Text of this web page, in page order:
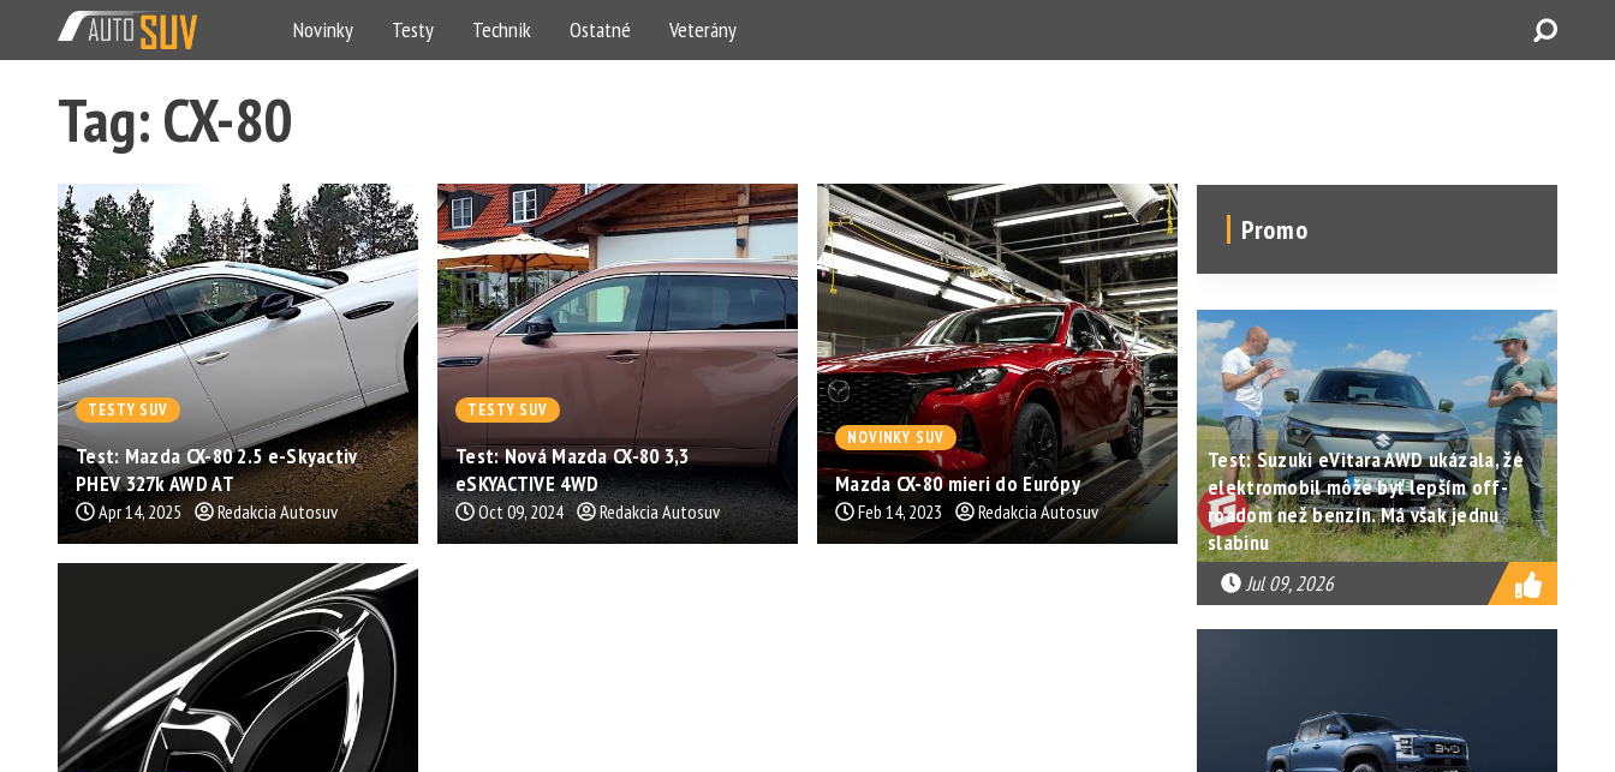
Novinky Testy Technik Ostatné Veterány
Tag: CX-80
TESTY SUV
Test: Mazda CX-80 2.5 e-Skyactiv
PHEV 327k AWD AT
Apr 14, 2025 Redakcia Autosuv
TESTY SUV
Test: Nová Mazda CX-80 3,3
eSKYACTIVE 4WD
Oct 09, 2024 Redakcia Autosuv
NOVINKY SUV
Mazda CX-80 mieri do Európy
Feb 14, 2023 Redakcia Autosuv
Promo
Test: Suzuki eVitara AWD ukázala, že
elektromobil môže byť lepším off-
roadom než benzín. Má však jednu
slabinu
Jul 09, 2026